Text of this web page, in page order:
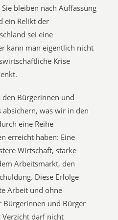
bleiben nach Auffassung
ein Relikt der
sei eine
kann man eigentlich nicht
Krise
Bürgerinnen und
absichern, was wir in den
eine Reihe
erreicht haben: Eine
Wirtschaft, starke
Arbeitsmarkt, den
Diese Erfolge
Arbeit und ohne
Bürgerinnen und Bürger
Verzicht darf nicht